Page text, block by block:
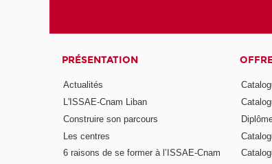
PRÉSENTATION
Actualités
L'ISSAE-Cnam Liban
Construire son parcours
Les centres
6 raisons de se former à l’ISSAE-Cnam